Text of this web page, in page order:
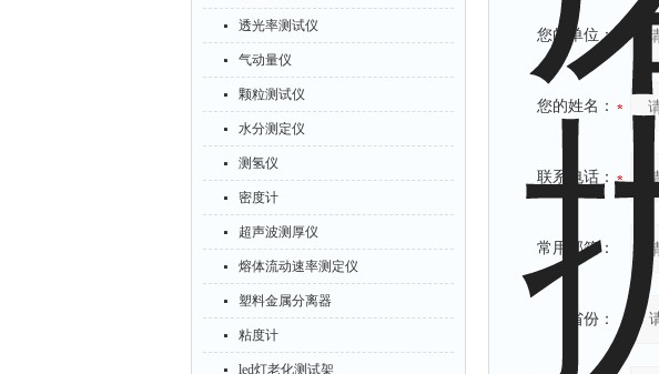
透光率测试仪
气动量仪
颗粒测试仪
水分测定仪
测氢仪
密度计
超声波测厚仪
熔体流动速率测定仪
塑料金属分离器
粘度计
led灯老化测试架
您的单位：
您的姓名：
联系电话：
常用邮箱：
省份：